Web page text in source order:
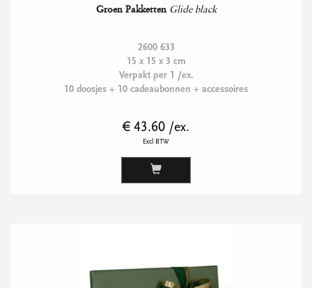
Groen Pakketten Glide black
2600 633
15 x 15 x 3 cm
Verpakt per 1 /ex.
10 doosjes + 10 cadeaubonnen + accessoires
€ 43.60 /ex.
Excl BTW